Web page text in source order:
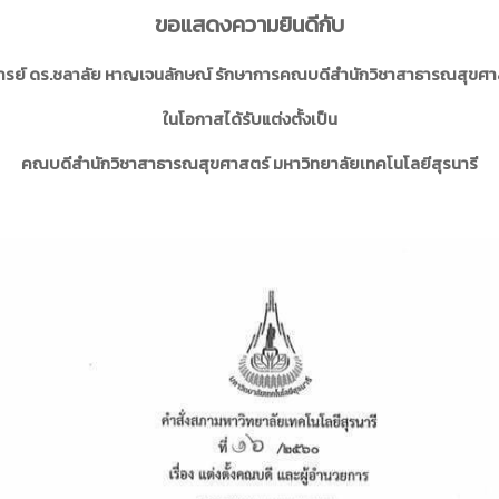
ขอแสดงความยินดีกับ
รย์ ดร.ชลาลัย หาญเจนลักษณ์ รักษาการคณบดีสำนักวิชาสาธารณสุขศ
ในโอกาสได้รับแต่งตั้งเป็น
คณบดีสำนักวิชาสาธารณสุขศาสตร์ มหาวิทยาลัยเทคโนโลยีสุรนารี